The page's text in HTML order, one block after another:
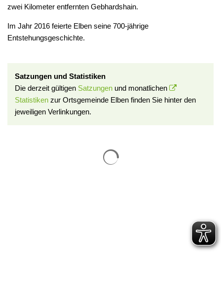
zwei Kilometer entfernten Gebhardshain.
Im Jahr 2016 feierte Elben seine 700-jährige
Entstehungsgeschichte.
Satzungen und Statistiken
Die derzeit gültigen Satzungen und monatlichen
Statistiken zur Ortsgemeinde Elben finden Sie hinter den
jeweiligen Verlinkungen.